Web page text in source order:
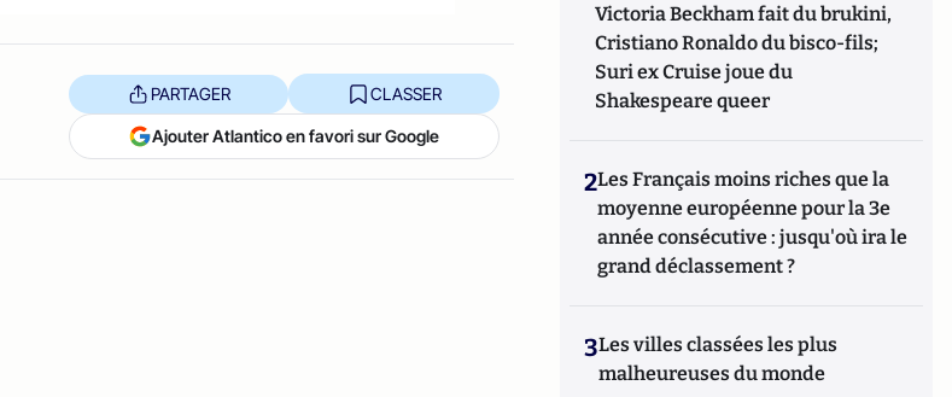
PARTAGER CLASSER
Ajouter Atlantico en favori sur Google
Victoria Beckham fait du brukini,
Cristiano Ronaldo du bisco-fils;
Suri ex Cruise joue du
Shakespeare queer
2Les Français moins riches que la
moyenne européenne pour la 3e
année consécutive : jusqu'où ira le
grand déclassement ?
3Les villes classées les plus
malheureuses du monde